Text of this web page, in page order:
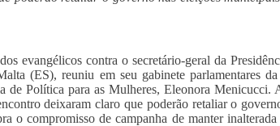
evangélicos contra o secretário-geral da
(ES), reuniu em seu gabinete parlamentares da
de Política para as Mulheres, Eleonora Menicucci.
deixaram claro que poderão retaliar o
o compromisso de campanha de manter